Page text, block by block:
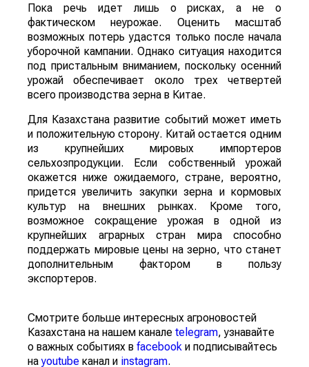
Пока речь идет лишь о рисках, а не о
фактическом неурожае. Оценить масштаб
возможных потерь удастся только после начала
уборочной кампании. Однако ситуация находится
под пристальным вниманием, поскольку осенний
урожай обеспечивает около трех четвертей
всего производства зерна в Китае.
Для Казахстана развитие событий может иметь
и положительную сторону. Китай остается одним
из крупнейших мировых импортеров
сельхозпродукции. Если собственный урожай
окажется ниже ожидаемого, стране, вероятно,
придется увеличить закупки зерна и кормовых
культур на внешних рынках. Кроме того,
возможное сокращение урожая в одной из
крупнейших аграрных стран мира способно
поддержать мировые цены на зерно, что станет
дополнительным фактором в пользу
экспортеров.
Смотрите больше интересных агроновостей
Казахстана на нашем канале telegram, узнавайте
о важных событиях в facebook и подписывайтесь
наyoutube канал и instagram.